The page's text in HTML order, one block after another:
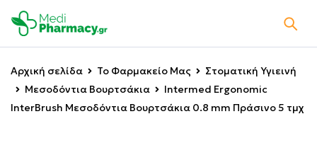
Αρχική σελίδα Το Φαρμακείο Μας
Στοματική Υγιεινή
Μεσοδόντια Βουρτσάκια
Intermed Ergonomic
InterBrush Μεσοδόντια Βουρτσάκια 0.8 mm Πράσινο 5 τμχ